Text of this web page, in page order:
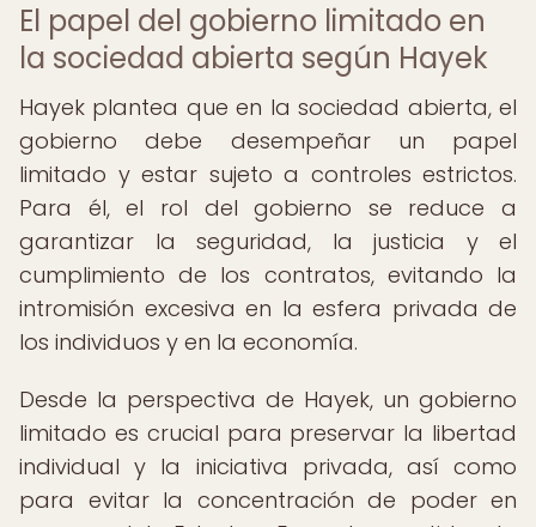
El papel del gobierno limitado en
la sociedad abierta según Hayek
Hayek plantea que en la sociedad abierta, el
gobierno debe desempeñar un papel
limitado y estar sujeto a controles estrictos.
Para él, el rol del gobierno se reduce a
garantizar la seguridad, la justicia y el
cumplimiento de los contratos, evitando la
intromisión excesiva en la esfera privada de
los individuos y en la economía.
Desde la perspectiva de Hayek, un gobierno
limitado es crucial para preservar la libertad
individual y la iniciativa privada, así como
para evitar la concentración de poder en